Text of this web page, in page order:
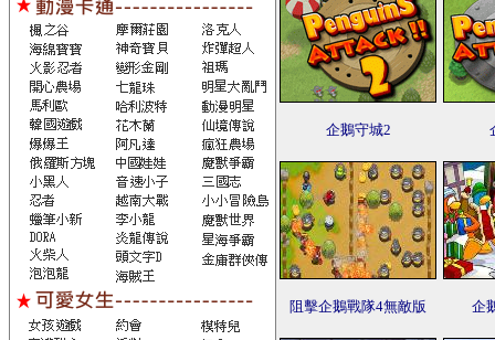
企鵝守城2
阻擊企鵝戰隊4無敵版 企